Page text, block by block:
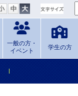
一般の方・
イベント
学生の方